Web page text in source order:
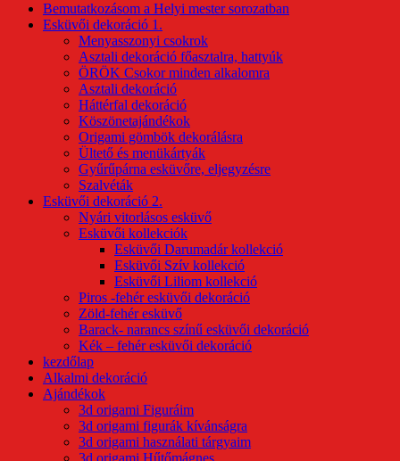
Bemutatkozásom a Helyi mester sorozatban
Esküvői dekoráció 1.
Menyasszonyi csokrok
Asztali dekoráció főasztalra, hattyúk
ÖRÖK Csokor minden alkalomra
Asztali dekoráció
Háttérfal dekoráció
Köszönetajándékok
Origami gömbök dekorálásra
Ültető és menükártyák
Gyűrűpárna esküvőre, eljegyzésre
Szalvéták
Esküvői dekoráció 2.
Nyári vitorlásos esküvő
Esküvői kollekciók
Esküvői Darumadár kollekció
Esküvői Szív kollekció
Esküvői Liliom kollekció
Piros -fehér esküvői dekoráció
Zöld-fehér esküvő
Barack- narancs színű esküvői dekoráció
Kék – fehér esküvői dekoráció
kezdőlap
Alkalmi dekoráció
Ajándékok
3d origami Figuráim
3d origami figurák kívánságra
3d origami használati tárgyaim
3d origami Hűtőmágnes